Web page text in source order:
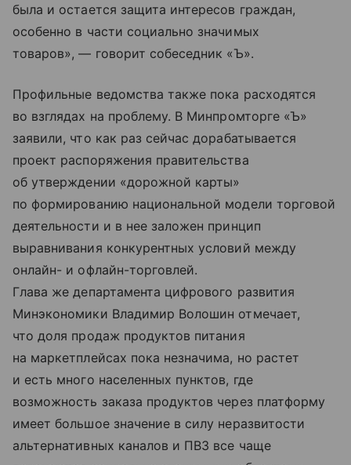
была и остается защита интересов граждан,
особенно в части социально значимых
товаров», — говорит собеседник «Ъ».
Профильные ведомства также пока расходятся
во взглядах на проблему. В Минпромторге «Ъ»
заявили, что как раз сейчас дорабатывается
проект распоряжения правительства
об утверждении «дорожной карты»
по формированию национальной модели торговой
деятельности и в нее заложен принцип
выравнивания конкурентных условий между
онлайн- и офлайн-торговлей.
Глава же департамента цифрового развития
Минэкономики Владимир Волошин отмечает,
что доля продаж продуктов питания
на маркетплейсах пока незначима, но растет
и есть много населенных пунктов, где
возможность заказа продуктов через платформу
имеет большое значение в силу неразвитости
альтернативных каналов и ПВЗ все чаще